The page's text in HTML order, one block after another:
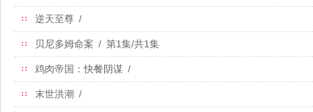
∷ 逆天至尊 /
∷ 贝尼多姆命案 / 第1集/共1集
∷ 鸡肉帝国：快餐阴谋 /
∷ 末世洪潮 /